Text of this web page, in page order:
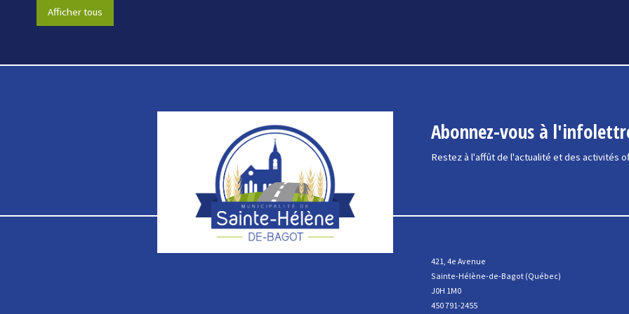
Afficher tous
Abonnez-vous à
Restez à l'affût de l'actualité et des activités
421, 4e Avenue
Sainte-Hélène-de-Bagot (Québec)
J0H 1M0
450 791-2455